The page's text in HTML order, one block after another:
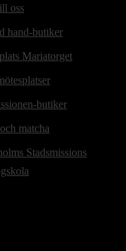
oss
hand-butiker
Mariatorget
butiker
matcha
Stadsmissions